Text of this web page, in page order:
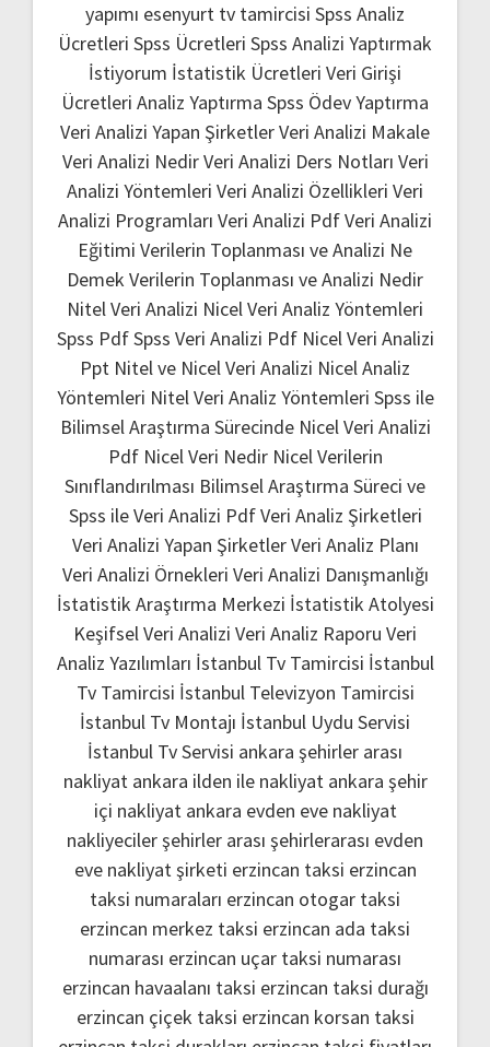
yapımı esenyurt tv tamircisi Spss Analiz
Ücretleri Spss Ücretleri Spss Analizi Yaptırmak
İstiyorum İstatistik Ücretleri Veri Girişi
Ücretleri Analiz Yaptırma Spss Ödev Yaptırma
Veri Analizi Yapan ŞirketlerVeri Analizi Makale
Veri Analizi NedirVeri Analizi Ders Notları Veri
Analizi Yöntemleri Veri Analizi Özellikleri Veri
Analizi Programları Veri Analizi PdfVeri Analizi
Eğitimi Verilerin Toplanması ve Analizi Ne
Demek Verilerin Toplanması ve Analizi Nedir
Nitel Veri Analizi Nicel Veri Analiz Yöntemleri
Spss PdfSpss Veri Analizi Pdf Nicel Veri Analizi
Ppt Nitel ve Nicel Veri Analizi Nicel Analiz
Yöntemleri Nitel Veri Analiz Yöntemleri Spss ile
Bilimsel Araştırma Sürecinde Nicel Veri Analizi
Pdf Nicel Veri Nedir Nicel Verilerin
Sınıflandırılması Bilimsel Araştırma Süreci ve
Spss ile Veri Analizi PdfVeri Analiz Şirketleri
Veri Analizi Yapan ŞirketlerVeri Analiz Planı
Veri Analizi Örnekleri Veri Analizi Danışmanlığı
İstatistik Araştırma Merkezi İstatistik Atolyesi
Keşifsel Veri Analizi Veri Analiz Raporu Veri
Analiz Yazılımları İstanbul Tv Tamircisi İstanbul
Tv Tamircisi İstanbul Televizyon Tamircisi
İstanbul Tv Montajı İstanbul Uydu Servisi
İstanbul Tv Servisi ankara şehirler arası
nakliyat ankara ilden ile nakliyat ankara şehir
içi nakliyat ankara evden eve nakliyat
nakliyeciler şehirler arası şehirlerarası evden
eve nakliyat şirketi erzincan taksi erzincan
taksi numaraları erzincan otogar taksi
erzincan merkez taksi erzincan ada taksi
numarası erzincan uçar taksi numarası
erzincan havaalanı taksi erzincan taksi durağı
erzincan çiçek taksi erzincan korsan taksi